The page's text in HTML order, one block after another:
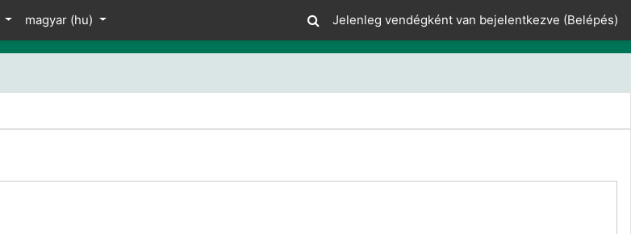
magyar ‎(hu)‎ Jelenleg vendégként van bejelentkezve (Belépés)